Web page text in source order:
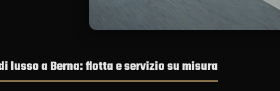
lusso a Berna: flotta e servizio su misura